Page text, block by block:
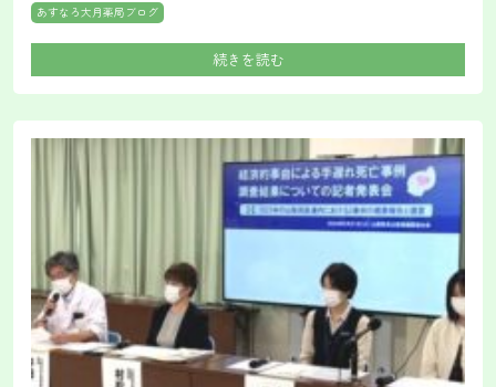
あすなろ大月薬局ブログ
続きを読む